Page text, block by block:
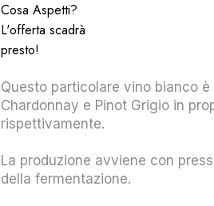
Cosa Aspetti?
L'offerta scadrà
presto!
Questo particolare vino bianco
Chardonnay e Pinot Grigio in
rispettivamente.
La produzione avviene con
della fermentazione.